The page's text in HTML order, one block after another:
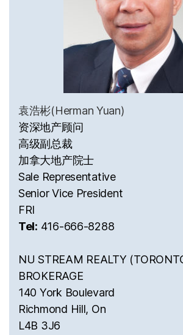
袁浩彬(Herman Yuan)
资深地产顾问
高级副总裁
加拿大地产院士
Sale Representative
Senior Vice President
FRI
Tel: 416-666-8288
NU STREAM REALTY
BROKERAGE
140 York Boulevard
Richmond Hill, On
L4B 3J6